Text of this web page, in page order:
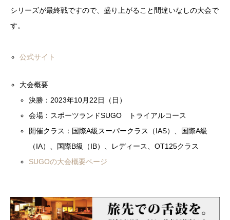
シリーズが最終戦ですので、盛り上がること間違いなしの大会で
す。
公式サイト
大会概要
決勝：2023年10月22日（日）
会場：スポーツランドSUGO トライアルコース
開催クラス：国際A級スーパークラス（IAS）、国際A級
（IA）、国際B級（IB）、レディース、OT125クラス
SUGOの大会概要ページ